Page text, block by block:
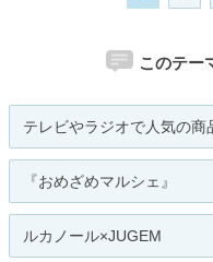
このテー
テレビやラジオで人気の商
『おめざめマルシェ』
ルカノール×JUGEM